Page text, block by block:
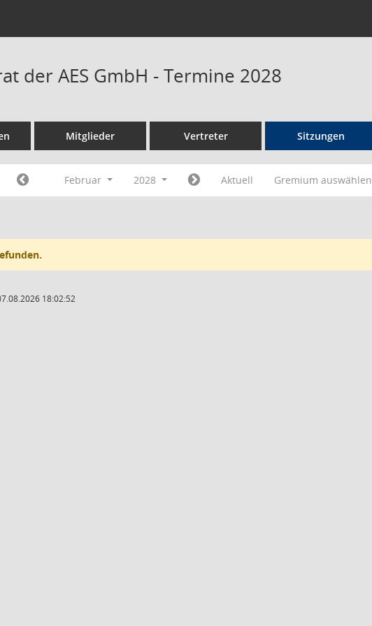
der AES GmbH - Termine 2028
Mitglieder Vertreter Sitzungen
Februar 2028 Aktuell Gremium auswählen
18:02:52